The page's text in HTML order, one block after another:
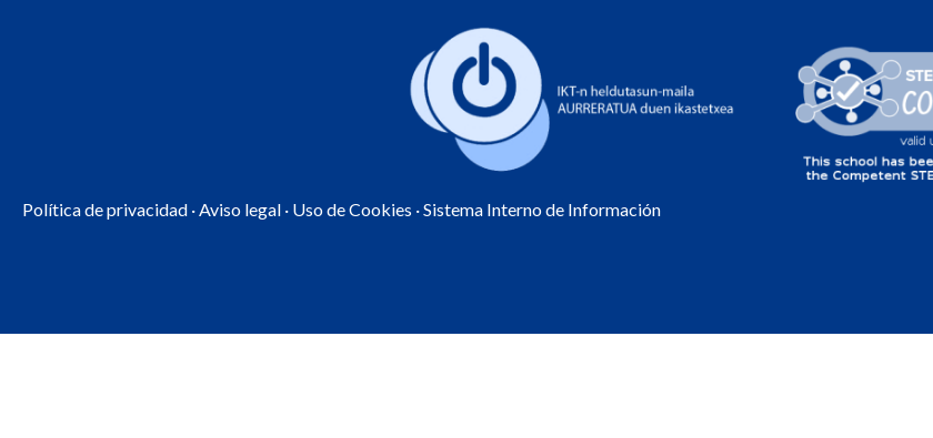
Política de privacidad ·Aviso legal · Uso de Cookies · Sistema Interno de Información